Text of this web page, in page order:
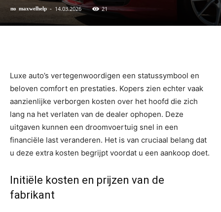
по maxwelhelp - 14.03.2026 21
Luxe auto’s vertegenwoordigen een statussymbool en
beloven comfort en prestaties. Kopers zien echter vaak
aanzienlijke verborgen kosten over het hoofd die zich
lang na het verlaten van de dealer ophopen. Deze
uitgaven kunnen een droomvoertuig snel in een
financiële last veranderen. Het is van cruciaal belang dat
u deze extra kosten begrijpt voordat u een aankoop doet.
Initiële kosten en prijzen van de
fabrikant